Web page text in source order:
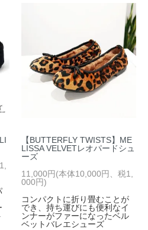
【BUTTERFLY TWISTS】ME
LISSA VELVETレオパードシュ
ーズ
11,000円(本体10,000円、税1,
000円)
コンパクトに折り畳むことが
でき、持ち運びにも便利なイ
ンナーがファーになったベル
ベットバレエシューズ